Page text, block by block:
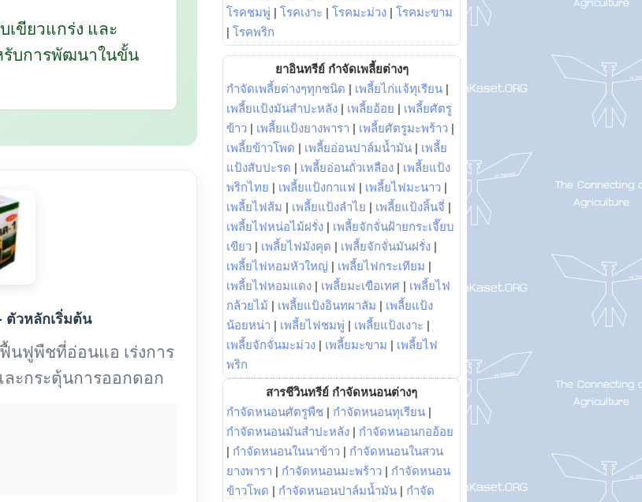
เขียวแกร่ง และ
รับการพัฒนาในขั้น
ตัวหลักเริ่มต้น
นฟูพืชที่อ่อนแอ เร่งการ
ละกระตุ้นการออกดอก
โรคชมพู่ | โรคเงาะ | โรคมะม่วง | โรคมะขาม
| โรคพริก
ยาอินทรีย์ กำจัดเพลี้ยต่างๆ
กำจัดเพลี้ยต่างๆทุกชนิด | เพลี้ยไก่แจ้ทุเรียน |
เพลี้ยแป้งมันสำปะหลัง | เพลี้ยอ้อย | เพลี้ยศัตรู
ข้าว | เพลี้ยแป้งยางพารา | เพลี้ยศัตรูมะพร้าว |
เพลี้ยข้าวโพด | เพลี้ยอ่อนปาล์มน้ำมัน | เพลี้ย
แป้งสับปะรด | เพลี้ยอ่อนถั่วเหลือง | เพลี้ยแป้ง
พริกไทย | เพลี้ยแป้งกาแฟ | เพลี้ยไฟมะนาว |
เพลี้ยไฟส้ม | เพลี้ยแป้งลำไย | เพลี้ยแป้งลิ้นจี่ |
เพลี้ยไฟหน่อไม้ฝรั่ง | เพลี้ยจักจั่นฝ้ายกระเจี๊ยบ
เขียว | เพลี้ยไฟมังคุด | เพลี้ยจักจั่นมันฝรั่ง |
เพลี้ยไฟหอมหัวใหญ่ | เพลี้ยไฟกระเทียม |
เพลี้ยไฟหอมแดง | เพลี้ยมะเขือเทศ | เพลี้ยไฟ
กล้วยไม้ | เพลี้ยแป้งอินทผาลัม | เพลี้ยแป้ง
น้อยหน่า | เพลี้ยไฟชมพู่ | เพลี้ยแป้งเงาะ |
เพลี้ยจักจั่นมะม่วง | เพลี้ยมะขาม | เพลี้ยไฟ
พริก
สารชีวินทรีย์ กำจัดหนอนต่างๆ
กำจัดหนอนศัตรูพืช | กำจัดหนอนทุเรียน |
กำจัดหนอนมันสำปะหลัง | กำจัดหนอนกออ้อย
| กำจัดหนอนในนาข้าว | กำจัดหนอนในสวน
ยางพารา | กำจัดหนอนมะพร้าว | กำจัดหนอน
ข้าวโพด | กำจัดหนอนปาล์มน้ำมัน | กำจัด